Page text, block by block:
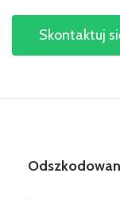
Skontaktuj